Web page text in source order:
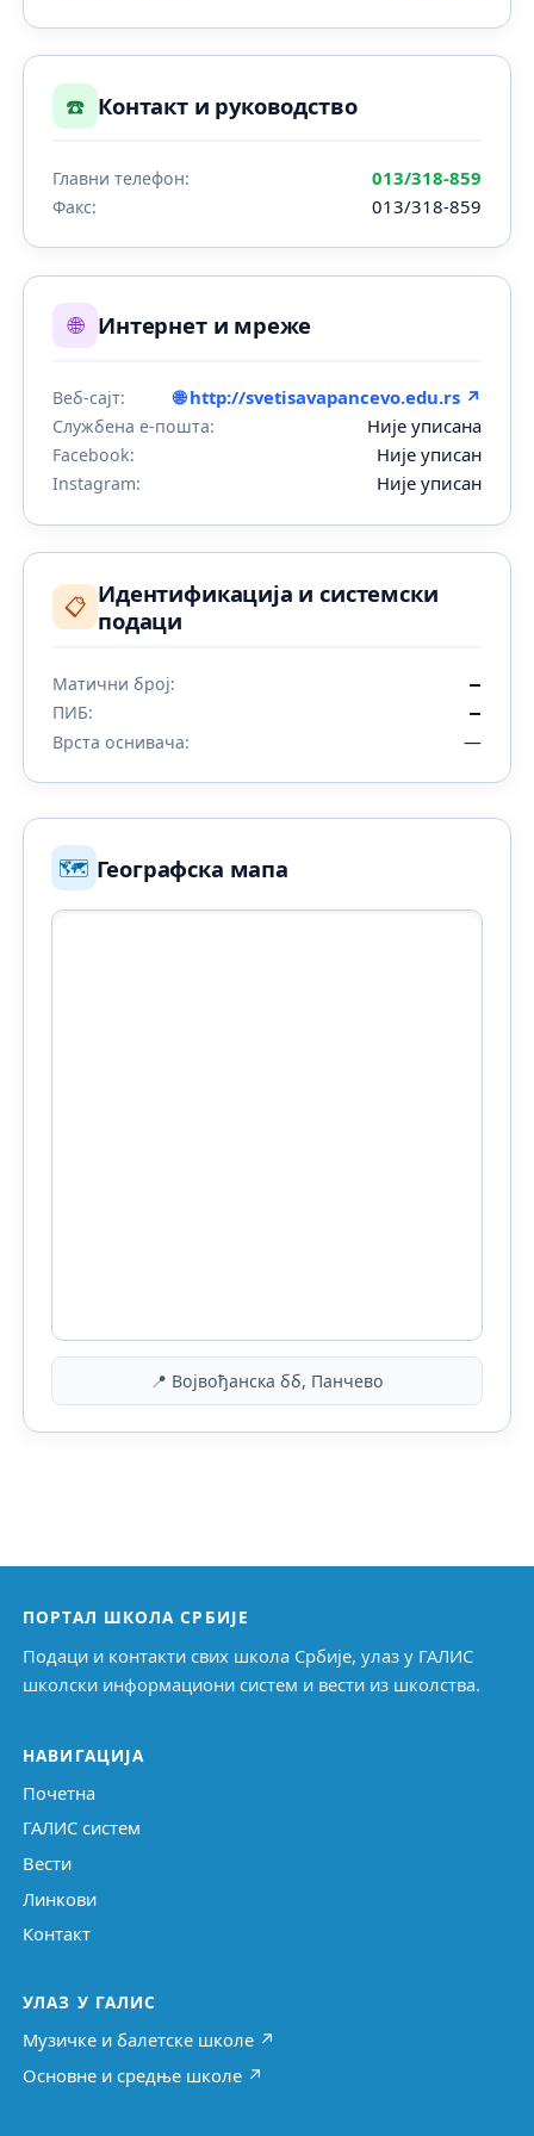
☎️ Контакт и руководство
Главни телефон: 013/318-859
Факс: 013/318-859
🌐 Интернет и мреже
Веб-сајт: 🌐 http://svetisavapancevo.edu.rs ↗
Службена е-пошта: Није уписана
Facebook: Није уписан
Instagram: Није уписан
📋 Идентификација и системски
подаци
Матични број: —
ПИБ: —
Врста оснивача: —
🗺️ Географска мапа
📍 Војвођанска бб, Панчево
ПОРТАЛ ШКОЛА СРБИЈЕ
Подаци и контакти свих школа Србије, улаз у ГАЛИС
школски информациони систем и вести из школства.
НАВИГАЦИЈА
Почетна
ГАЛИС систем
Вести
Линкови
Контакт
УЛАЗ У ГАЛИС
Музичке и балетске школе ↗
Основне и средње школе ↗